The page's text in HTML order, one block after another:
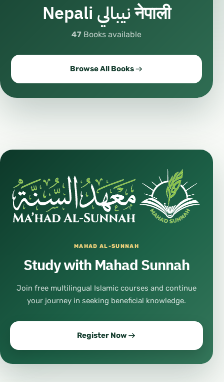
Nepali نيبالي नेपाली
47 Books available
Browse All Books
MAHAD AL-SUNNAH
Study with Mahad Sunnah
Join free multilingual Islamic courses and continue
your journey in seeking beneficial knowledge.
Register Now